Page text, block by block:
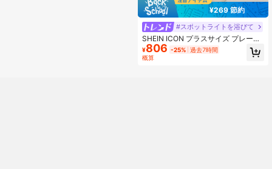
¥269 節約
#スポットライトを浴びて
SHEIN ICON プラスサイズ プレーン
ブラック メッシュ 長袖 ボディスー
ツ シアートップ スタンドカラー レ
ギュラースリーブ、Y2K レディース
¥806 -25% 過去7時間
概算